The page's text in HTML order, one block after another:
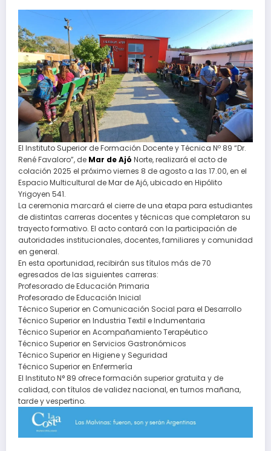
El Instituto Superior de Formación Docente y Técnica Nº 89 “Dr.
René Favaloro”, de Mar de Ajó Norte, realizará el acto de
colación 2025 el próximo viernes 8 de agosto a las 17.00, en el
Espacio Multicultural de Mar de Ajó, ubicado en Hipólito
Yrigoyen 541.
La ceremonia marcará el cierre de una etapa para estudiantes
de distintas carreras docentes y técnicas que completaron su
trayecto formativo. El acto contará con la participación de
autoridades institucionales, docentes, familiares y comunidad
en general.
En esta oportunidad, recibirán sus títulos más de 70
egresados de las siguientes carreras:
Profesorado de Educación Primaria
Profesorado de Educación Inicial
Técnico Superior en Comunicación Social para el Desarrollo
Técnico Superior en Industria Textil e Indumentaria
Técnico Superior en Acompañamiento Terapéutico
Técnico Superior en Servicios Gastronómicos
Técnico Superior en Higiene y Seguridad
Técnico Superior en Enfermería
El Instituto N° 89 ofrece formación superior gratuita y de
calidad, con títulos de validez nacional, en turnos mañana,
tarde y vespertino.